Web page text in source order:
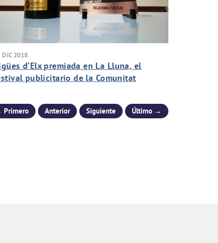
DIC 2018
d’Elx premiada en La Lluna, el
publicitario de la Comunitat
Anterior Siguiente Último →